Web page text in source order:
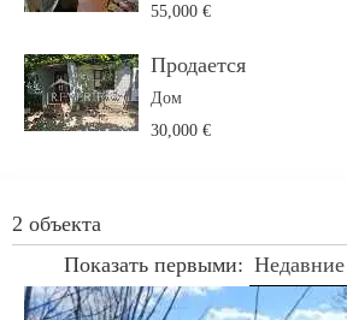
55,000 €
Продается
Дом
30,000 €
2 объекта
Показать первыми: Недавние